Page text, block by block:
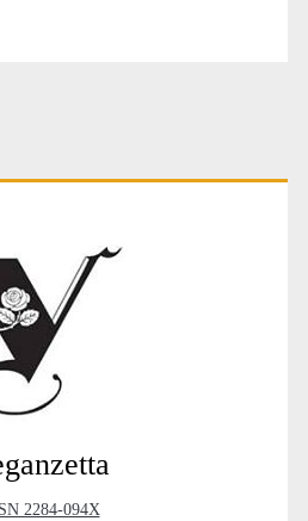
2284-094X